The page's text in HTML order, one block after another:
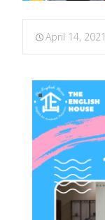
April 14, 2021